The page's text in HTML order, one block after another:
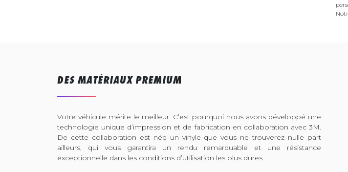
DES MATÉRIAUX PREMIUM
Votre véhicule mérite le meilleur. C’est pourquoi nous avons développé une
technologie unique d’impression et de fabrication en collaboration avec 3M.
De cette collaboration est née un vinyle que vous ne trouverez nulle part
ailleurs, qui vous garantira un rendu remarquable et une résistance
exceptionnelle dans les conditions d’utilisation les plus dures.